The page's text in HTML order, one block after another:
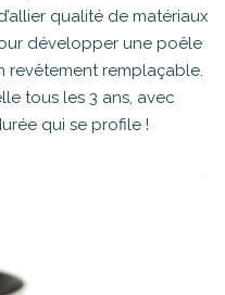
qualité de matériaux
développer une poêle
remplaçable.
tous les 3 ans, avec
qui se profile !